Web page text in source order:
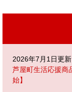
2026年7月1日更新
芦屋町生活応援商
始】